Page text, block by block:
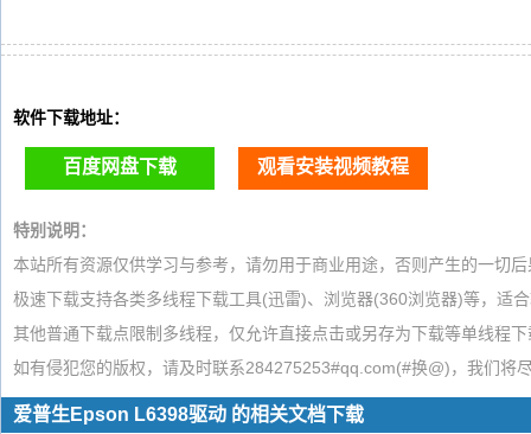
软件下载地址：
百度网盘下载 观看安装视频教程
特别说明：
本站所有资源仅供学习与参考，请勿用于商业用途，否则产生的一切
极速下载支持各类多线程下载工具(迅雷)、浏览器(360浏览器)等，适
其他普通下载点限制多线程，仅允许直接点击或另存为下载等单线程
如有侵犯您的版权，请及时联系284275253#qq.com(#换@)，我们将
爱普生Epson L6398驱动 的相关文档下载